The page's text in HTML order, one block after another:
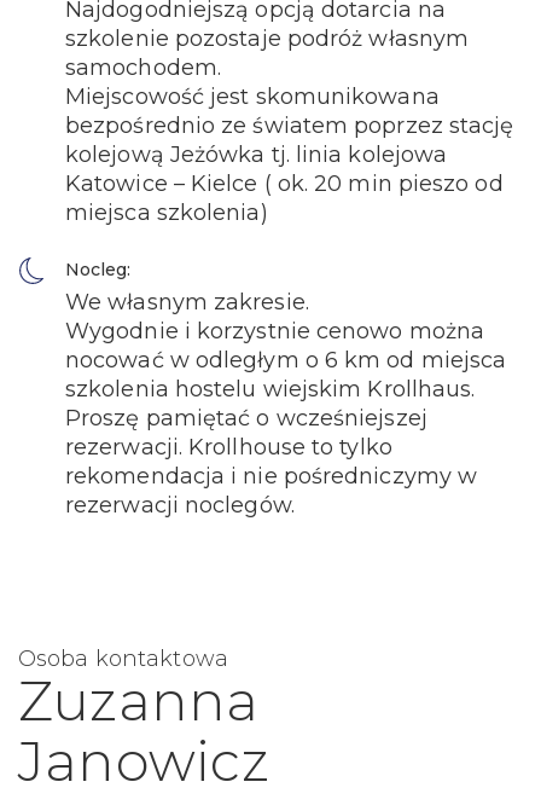
Najdogodniejszą opcją dotarcia na
szkolenie pozostaje podróż własnym
samochodem.
Miejscowość jest skomunikowana
bezpośrednio ze światem poprzez stację
kolejową Jeżówka tj. linia kolejowa
Katowice – Kielce ( ok. 20 min pieszo od
miejsca szkolenia)
Nocleg:
We własnym zakresie.
Wygodnie i korzystnie cenowo można
nocować w odległym o 6 km od miejsca
szkolenia hostelu wiejskim Krollhaus.
Proszę pamiętać o wcześniejszej
rezerwacji. Krollhouse to tylko
rekomendacja i nie pośredniczymy w
rezerwacji noclegów.
Osoba kontaktowa
Zuzanna
Janowicz